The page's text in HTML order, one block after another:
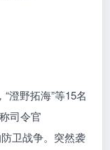
澄野拓海”等15名
司令官
卫战争。突然袭